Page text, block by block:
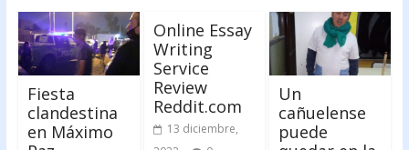
Fiesta
clandestina
en Máximo
Online Essay
Writing
Service
Review
Reddit.com
13 diciembre,
Un
cañuelense
puede